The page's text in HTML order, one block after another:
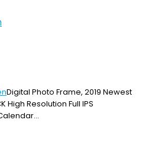
Digital Photo Frame, 2019 Newest
High Resolution Full IPS